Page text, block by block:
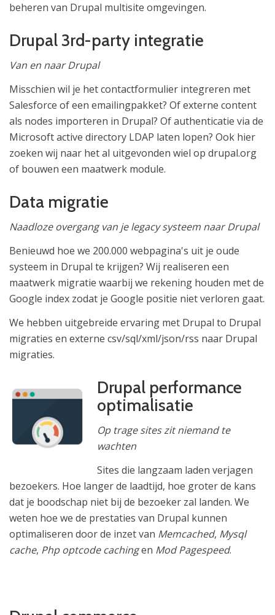
beheren van Drupal multisite omgevingen.
Drupal 3rd-party integratie
Van en naar Drupal
Misschien wil je het contactformulier integreren met
Salesforce of een emailingpakket? Of externe content
als nodes importeren in Drupal? Of authenticatie via de
Microsoft active directory LDAP laten lopen? Ook hier
zoeken wij naar het al uitgevonden wiel op drupal.org
of bouwen een maatwerk module.
Data migratie
Naadloze overgang van je legacy systeem naar Drupal
Benieuwd hoe we 200.000 webpagina's uit je oude
systeem in Drupal te krijgen? Wij realiseren een
maatwerk migratie waarbij we rekening houden met de
Google index zodat je Google positie niet verloren gaat.
We hebben uitgebreide ervaring met Drupal to Drupal
migraties en externe csv/sql/xml/json/rss naar Drupal
migraties.
Drupal performance
optimalisatie
Op trage sites zit niemand te
wachten
Sites die langzaam laden verjagen
bezoekers. Hoe langer de laadtijd, hoe groter de kans
dat je boodschap niet bij de bezoeker zal landen. We
weten hoe we de prestaties van Drupal kunnen
optimaliseren door de inzet van Memcached, Mysql
cache, Php optcode cachingen Mod Pagespeed.